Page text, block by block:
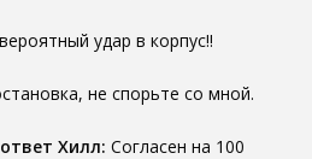
удар в корпус!!
не спорьте со мной.
Хилл: Согласен на 100